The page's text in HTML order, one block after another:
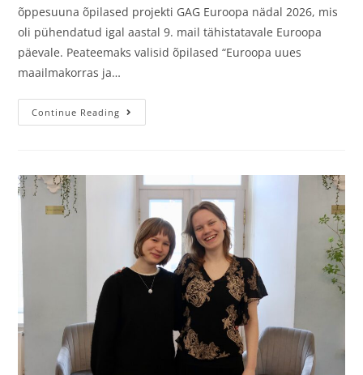
õppesuuna õpilased projekti GAG Euroopa nädal 2026, mis
oli pühendatud igal aastal 9. mail tähistatavale Euroopa
päevale. Peateemaks valisid õpilased “Euroopa uues
maailmakorras ja…
Continue Reading